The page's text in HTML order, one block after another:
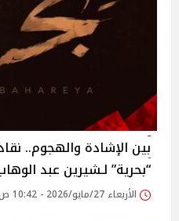
بين الإشادة والهجوم..
“بحرية” لـشيرين عبد
الأربعاء 27/مايو/2026 - 10:42 ص